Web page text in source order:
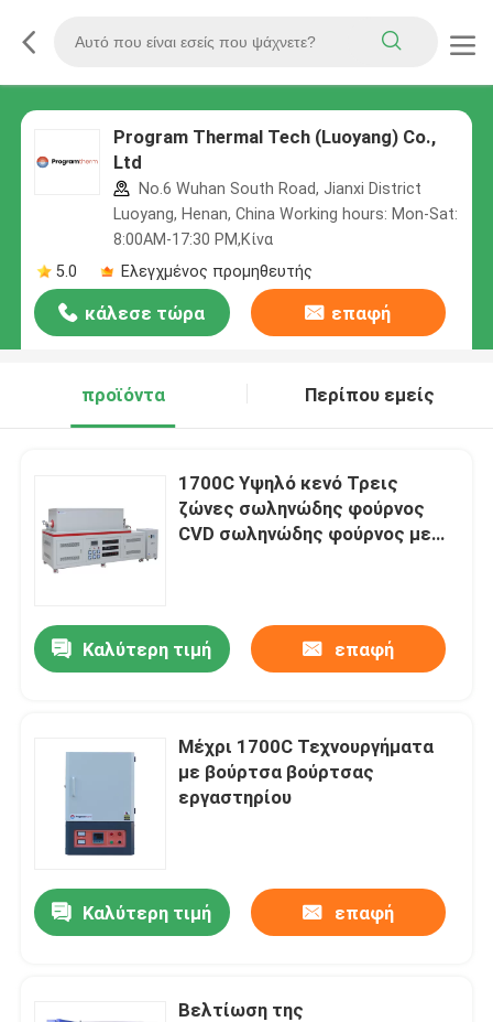
Program Thermal Tech (Luoyang) Co.,
Ltd
No.6 Wuhan South Road, Jianxi District
Luoyang, Henan, China Working hours: Mon-Sat:
8:00AM-17:30 PM,Κίνα
5.0
Ελεγχμένος προμηθευτής
κάλεσε τώρα επαφή
προϊόντα Περίπου εμείς
1700C Υψηλό κενό Τρεις
ζώνες σωληνώδης φούρνος
CVD σωληνώδης φούρνος με
Καλύτερη τιμή επαφή
Μέχρι 1700C Τεχνουργήματα
με βούρτσα βούρτσας
εργαστηρίου
Καλύτερη τιμή επαφή
Βελτίωση της